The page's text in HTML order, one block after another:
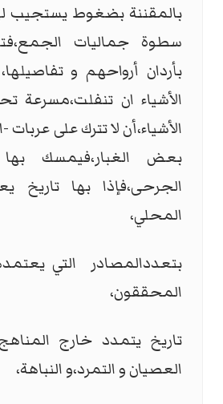
بالمقننة بضغوط يستجيب
سطوة جماليات
بأردان أرواحهم و
الأشياء ان تنفلت،مسرعة
الأشياء،أن لا تترك على
بعض الغبار،فيمسك
الجرحى،فإذا بها تاريخ
المحلي،
بتعددالمصادر التي
المحققون،
تاريخ يتمدد خارج
العصيان و التمرد،و النباهة،